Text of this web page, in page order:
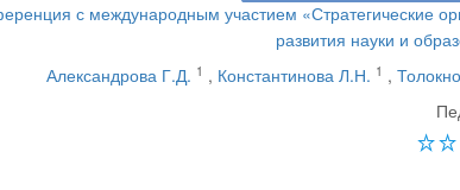
с международным участием «Стратегические
развития науки и
Александрова Г.Д. 1 , Константинова Л.Н. 1 ,